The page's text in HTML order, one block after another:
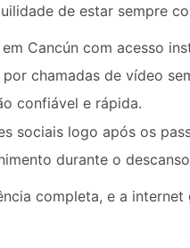
de estar sempre
Cancún com acesso
chamadas de vídeo
confiável e rápida.
sociais logo após os
durante o
completa, e a